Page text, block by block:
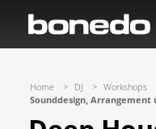
Home DJ Workshops
Sounddesign, Arrangement